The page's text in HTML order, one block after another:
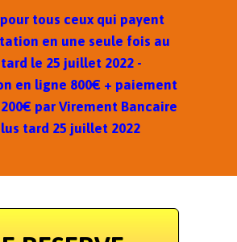
tous ceux qui payent
en une seule fois au
le 25 juillet 2022 -
en ligne 800€ + paiement
par Virement Bancaire
tard 25 juillet 2022